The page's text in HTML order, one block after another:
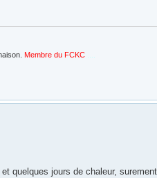
Membre du FCKC
quelques jours de chaleur,